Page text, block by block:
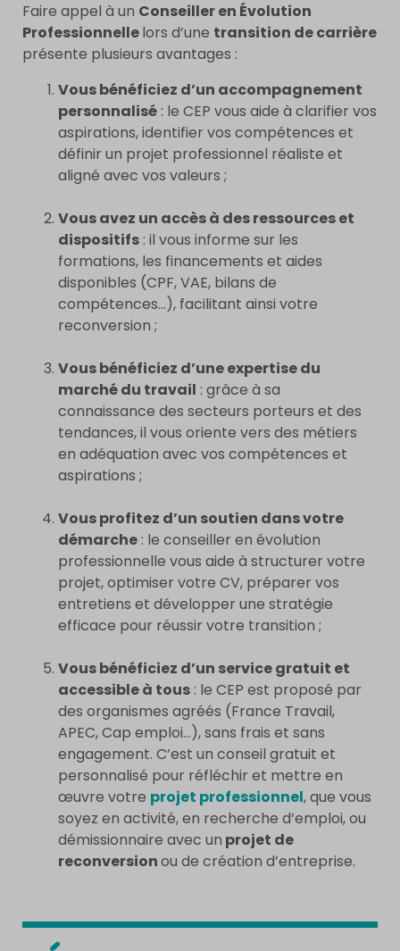
Faire appel à un Conseiller en Évolution
Professionnellelors d’une transition de carrière
présente plusieurs avantages :
Vous bénéficiez d’un accompagnement
personnalisé : le CEP vous aide à clarifier vos
aspirations, identifier vos compétences et
définir un projet professionnel réaliste et
aligné avec vos valeurs ;
Vous avez un accès à des ressources et
dispositifs : il vous informe sur les
formations, les financements et aides
disponibles (CPF, VAE, bilans de
compétences…), facilitant ainsi votre
reconversion ;
Vous bénéficiez d’une expertise du
marché du travail : grâce à sa
connaissance des secteurs porteurs et des
tendances, il vous oriente vers des métiers
en adéquation avec vos compétences et
aspirations ;
Vous profitez d’un soutien dans votre
démarche : le conseiller en évolution
professionnelle vous aide à structurer votre
projet, optimiser votre CV, préparer vos
entretiens et développer une stratégie
efficace pour réussir votre transition ;
Vous bénéficiez d’un service gratuit et
accessible à tous : le CEP est proposé par
des organismes agréés (France Travail,
APEC, Cap emploi…), sans frais et sans
engagement. C’est un conseil gratuit et
personnalisé pour réfléchir et mettre en
œuvre votre projet professionnel, que vous
soyez en activité, en recherche d’emploi, ou
démissionnaire avec un projet de
reconversionou de création d’entreprise.